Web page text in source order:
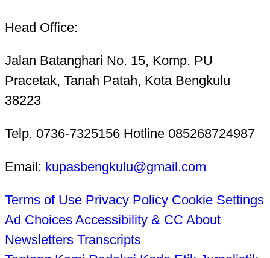
Head Office:
Jalan Batanghari No. 15, Komp. PU
Pracetak, Tanah Patah, Kota Bengkulu
38223
Telp. 0736-7325156 Hotline 085268724987
Email: kupasbengkulu@gmail.com
Terms of Use Privacy Policy Cookie Settings
Ad Choices Accessibility & CC About
Newsletters Transcripts